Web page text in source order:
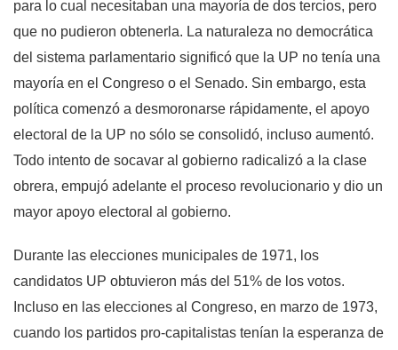
para lo cual necesitaban una mayoría de dos tercios, pero
que no pudieron obtenerla. La naturaleza no democrática
del sistema parlamentario significó que la UP no tenía una
mayoría en el Congreso o el Senado. Sin embargo, esta
política comenzó a desmoronarse rápidamente, el apoyo
electoral de la UP no sólo se consolidó, incluso aumentó.
Todo intento de socavar al gobierno radicalizó a la clase
obrera, empujó adelante el proceso revolucionario y dio un
mayor apoyo electoral al gobierno.
Durante las elecciones municipales de 1971, los
candidatos UP obtuvieron más del 51% de los votos.
Incluso en las elecciones al Congreso, en marzo de 1973,
cuando los partidos pro-capitalistas tenían la esperanza de